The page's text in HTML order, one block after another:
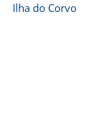
Ilha do Corvo